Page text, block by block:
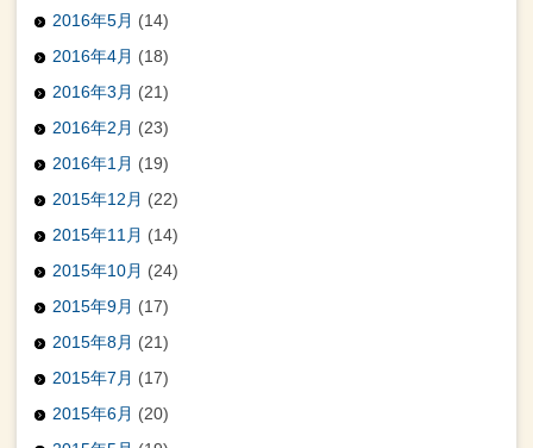
2016年5月 (14)
2016年4月 (18)
2016年3月 (21)
2016年2月 (23)
2016年1月 (19)
2015年12月 (22)
2015年11月 (14)
2015年10月 (24)
2015年9月 (17)
2015年8月 (21)
2015年7月 (17)
2015年6月 (20)